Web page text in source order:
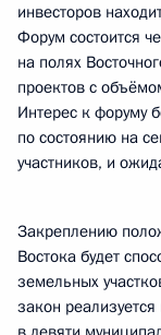
инвесторов
Форум состоится
на полях
проектов с
Интерес к форуму
по состоянию на
участников, и
Закреплению
Востока будет
земельных
закон